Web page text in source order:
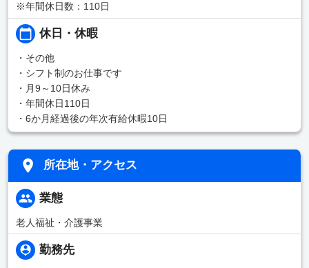
※年間休日数：110日
休日・休暇
・その他
・シフト制のお仕事です
・月9～10日休み
・年間休日110日
・6か月経過後の年次有給休暇10日
所在地・アクセス
業態
老人福祉・介護事業
勤務先